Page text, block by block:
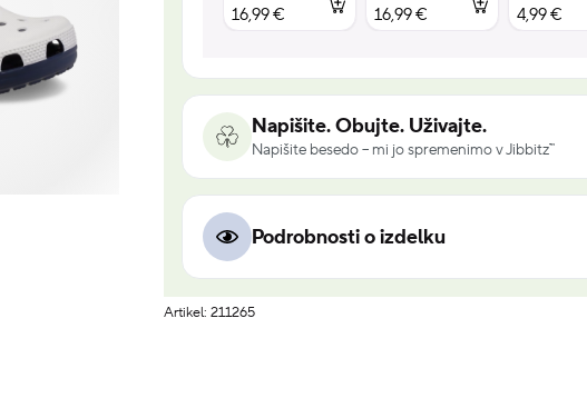
16,99 € 16,99 € 4,99 €
Napišite. Obujte. Uživajte.
Napišite besedo – mi jo spremenimo v Jibbitz™
Podrobnosti o izdelku
Artikel: 211265